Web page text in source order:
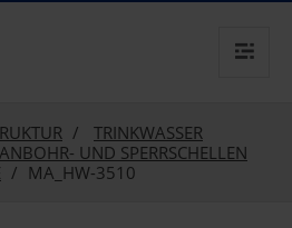
TRINKWASSER
ANBOHR- UND SPERRSCHELLEN
MA_HW-3510